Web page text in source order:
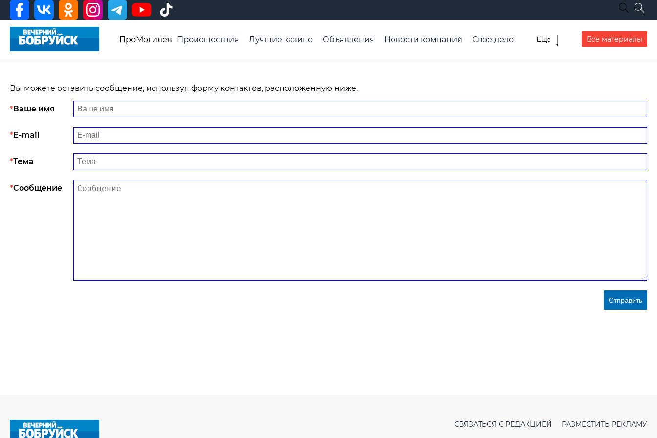
ПроМогилев Происшествия Лучшие казино Объявления Новости компаний
Свое дело
Видео ВБ
Еще Все материалы
Вы можете оставить сообщение, используя форму контактов, расположенную ниже.
Ваше имя
E-mail
Тема
Сообщение
Отправить
СВЯЗАТЬСЯ С РЕДАКЦИЕЙ РАЗМЕСТИТЬ РЕКЛАМУ